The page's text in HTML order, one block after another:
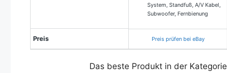
System, Standfuß, A/V Kabel,
Subwoofer, Fernbienung
Preis Preis prüfen bei eBay
Das beste Produkt in der Kategorie